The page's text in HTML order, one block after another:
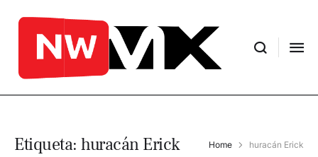
Etiqueta: huracán Erick Home huracán Erick